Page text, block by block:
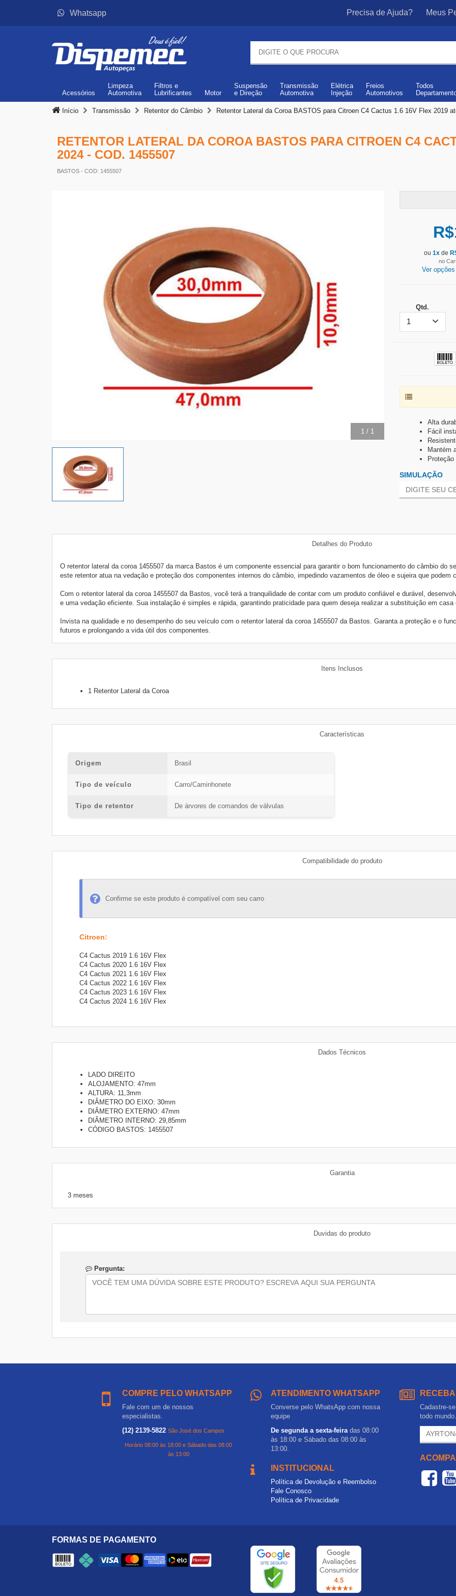
Whatsapp Precisa de Ajuda? Meus
Acessórios
Limpeza
Automotiva
Filtros e
Lubrificantes
Motor
Suspensão
e Direção
Transmissão
Automotiva
Elétrica
Injeção
Freios
Automotivos
Todos
Início Transmissão Retentor do Câmbio Retentor Lateral da Coroa BASTOS para Citroen C4 Cactus 1.6 16V Flex 2019
RETENTOR LATERAL DA COROA BASTOS PARA CITROEN C4
2024 - COD. 1455507
BASTOS - COD: 1455507
1/ 1
R$
ou 1xde
no
Ver
Qtd.
1
Alta
Fácil
Mantém
SIMULAÇÃO
Detalhes do Produto
O retentor lateral da coroa 1455507 da marca Bastos é um componente essencial para garantir o bom funcionamento do câmbio do
este retentor atua na vedação e proteção dos componentes internos do câmbio, impedindo vazamentos de óleo e sujeira que podem
Com o retentor lateral da coroa 1455507 da Bastos, você terá a tranquilidade de contar com um produto confiável e durável,
e uma vedação eficiente. Sua instalação é simples e rápida, garantindo praticidade para quem deseja realizar a substituição em casa
Invista na qualidade e no desempenho do seu veículo com o retentor lateral da coroa 1455507 da Bastos. Garanta a proteção e o
futuros e prolongando a vida útil dos componentes.
Itens Inclusos
1 Retentor Lateral da Coroa
Características
Origem Brasil
Tipo de veículo Carro/Caminhonete
Tipo de retentor De árvores de comandos de válvulas
Compatibilidade do produto
Confirme se este produto é compatível com seu carro
Citroen:
C4 Cactus 2019 1.6 16V Flex
C4 Cactus 2020 1.6 16V Flex
C4 Cactus 2021 1.6 16V Flex
C4 Cactus 2022 1.6 16V Flex
C4 Cactus 2023 1.6 16V Flex
C4 Cactus 2024 1.6 16V Flex
Dados Técnicos
LADO DIREITO
ALOJAMENTO: 47mm
ALTURA: 11,3mm
DIÂMETRO DO EIXO: 30mm
DIÂMETRO EXTERNO: 47mm
DIÂMETRO INTERNO: 29,85mm
CÓDIGO BASTOS: 1455507
Garantia
3 meses
Duvidas do produto
Pergunta:
COMPRE PELO WHATSAPP
Fale com um de nossos
especialistas.
(12) 2139-5822 São José dos Campos
Horário 08:00 às 18:00 e Sábado das 08:00
às 13:00
ATENDIMENTO WHATSAPP
Converse pelo WhatsApp com nossa
equipe
De segunda a sexta-feira das 08:00
às 18:00 e Sábado das 08:00 às
13:00.
INSTITUCIONAL
Política de Devolução e Reembolso
Fale Conosco
Política de Privacidade
Cadastre-
todo mundo.
FORMAS DE PAGAMENTO